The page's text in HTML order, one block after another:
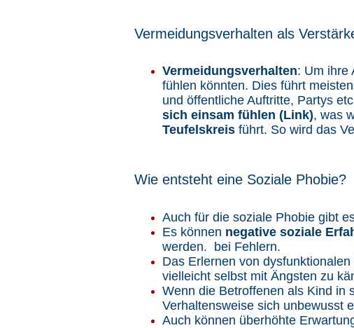
Vermeidungsverhalten als
Vermeidungsverhalten: Um ihre
fühlen könnten. Dies führt
und öffentliche Auftritte, Partys
sich einsam fühlen (Link), was
Teufelskreis führt. So wird das
Wie entsteht eine Soziale Phobie?
Auch für die soziale Phobie gibt
Es können negative soziale
werden. bei Fehlern.
Das Erlernen von dysfunktionalen
vielleicht selbst mit Ängsten zu
Wenn die Betroffenen als Kind in
Verhaltensweise sich unbewusst
Auch können überhöhte